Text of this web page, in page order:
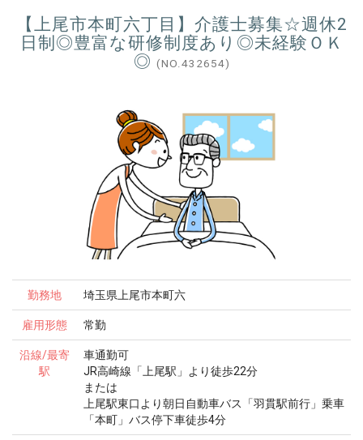
【上尾市本町六丁目】介護士募集☆週休2
日制◎豊富な研修制度あり◎未経験ＯＫ
◎ (NO.432654)
勤務地 埼玉県上尾市本町六
雇用形態 常勤
沿線/最寄
駅
車通勤可
JR高崎線「上尾駅」より徒歩22分
または
上尾駅東口より朝日自動車バス「羽貫駅前行」乗車
「本町」バス停下車徒歩4分